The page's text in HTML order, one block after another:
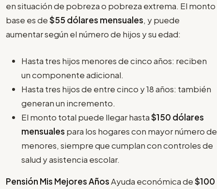
en situación de pobreza o pobreza extrema. El monto
base es de$55 dólares mensuales, y puede
aumentar según el número de hijos y su edad:
Hasta tres hijos menores de cinco años: reciben
un componente adicional.
Hasta tres hijos de entre cinco y 18 años: también
generan un incremento.
El monto total puede llegar hasta$150 dólares
mensuales para los hogares con mayor número de
menores, siempre que cumplan con controles de
salud y asistencia escolar.
Pensión Mis Mejores AñosAyuda económica de$100